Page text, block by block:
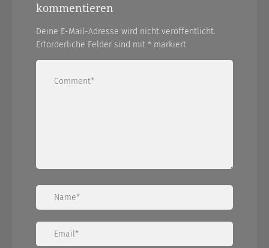
kommentieren
Deine E-Mail-Adresse wird nicht veröffentlicht.
Erforderliche Felder sind mit * markiert